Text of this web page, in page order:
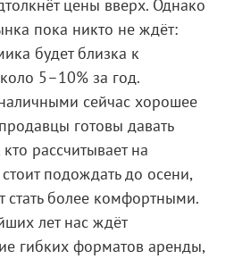
цены вверх. Однако
пока никто не ждёт:
будет близка к
5–10% за год.
сейчас хорошее
готовы давать
рассчитывает на
подождать до осени,
стать более комфортными.
лет нас ждёт
гибких форматов аренды,